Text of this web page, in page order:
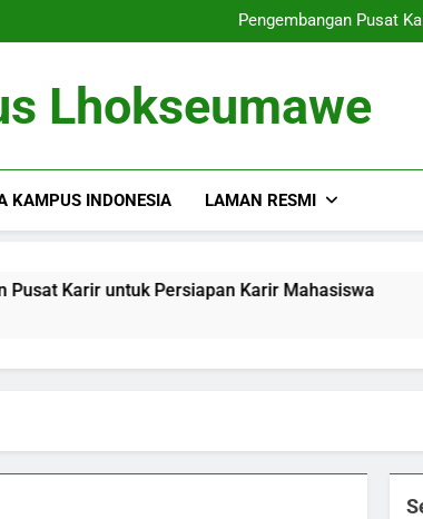
Pengembangan Pusat
Memperbaiki
Pengembangan Pusat
Memperbaiki
Lhokseumawe
KAMPUS INDONESIA LAMAN RESMI
untuk Persiapan Karir Mahasiswa
3 Months